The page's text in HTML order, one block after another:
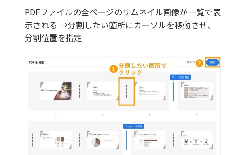
PDFファイルの全ページのサムネイル画像が一覧で表
示される →分割したい箇所にカーソルを移動させ、
分割位置を指定